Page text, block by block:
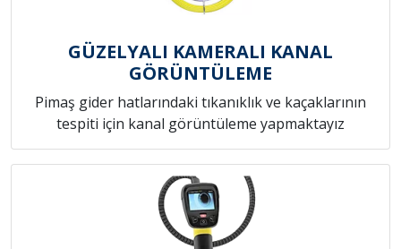
GÜZELYALI KAMERALI KANAL
GÖRÜNTÜLEME
Pimaş gider hatlarındaki tıkanıklık ve kaçaklarının
tespiti için kanal görüntüleme yapmaktayız